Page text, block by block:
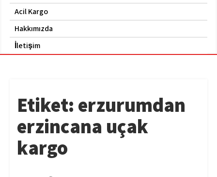
Acil Kargo
Hakkımızda
İletişim
Etiket: erzurumdan
erzincana uçak
kargo